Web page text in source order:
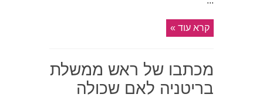
קרא עוד »
מכתבו של ראש ממשלת
בריטניה לאם שכולה